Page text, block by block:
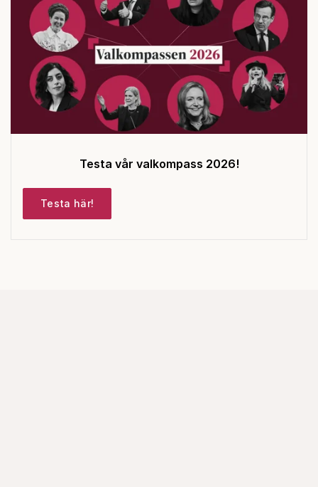
Testa vår valkompass 2026!
Testa här!